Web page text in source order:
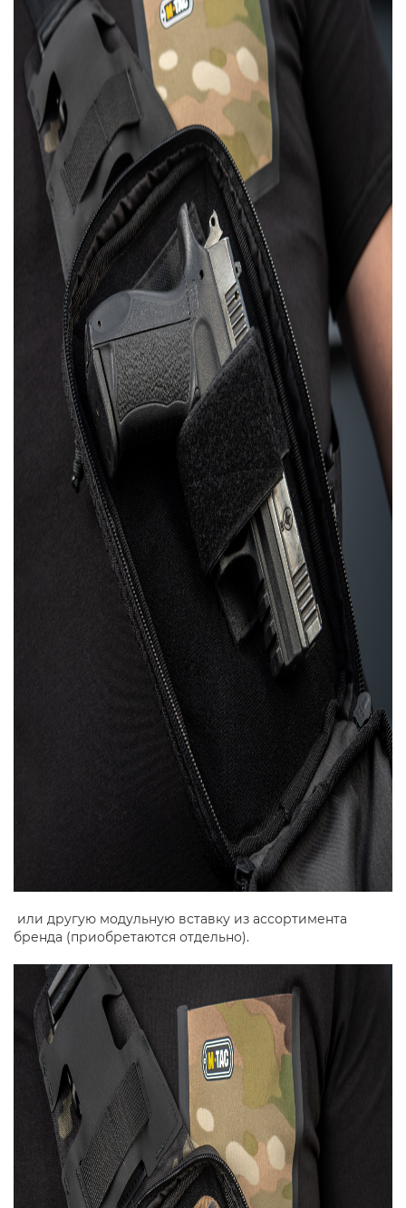
или другую модульную вставку из ассортимента
бренда (приобретаются отдельно).